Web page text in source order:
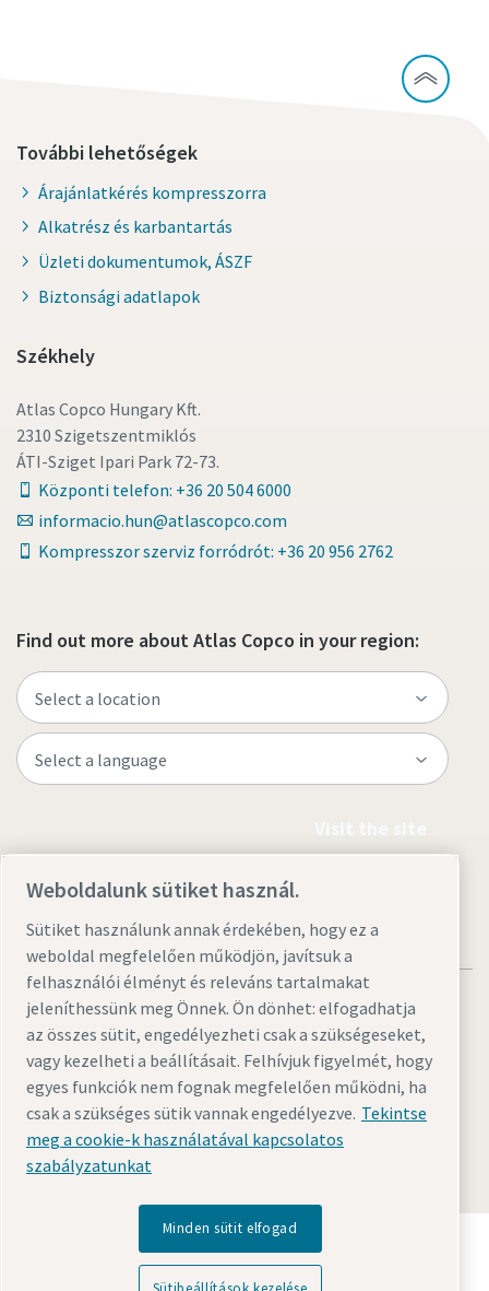
További lehetőségek
Árajánlatkérés kompresszorra
Alkatrész és karbantartás
Üzleti dokumentumok, ÁSZF
Biztonsági adatlapok
Székhely
Atlas Copco Hungary Kft.
2310 Szigetszentmiklós
ÁTI-Sziget Ipari Park 72-73.
Központi telefon: +36 20 504 6000
informacio.hun@atlascopco.com
Kompresszor szerviz forródrót: +36 20 956 2762
Find out more about Atlas Copco in your region:
Jogi és adatvédelmi nyilatkozatokSütibeállítások kezelése
HozzáférésOldaltérkép
© 2026 Atlas Copco Hungary Kft.
Fedezze fel, hogyan teszi lehetővé az Atlas Copco
Group a jövőt átalakító technológiát.
Weboldalunk sütiket használ.
Sütiket használunk annak érdekében, hogy ez a
weboldal megfelelően működjön, javítsuk a
felhasználói élményt és releváns tartalmakat
jeleníthessünk meg Önnek. Ön dönhet: elfogadhatja
az összes sütit, engedélyezheti csak a szükségeseket,
vagy kezelheti a beállításait. Felhívjuk figyelmét, hogy
egyes funkciók nem fognak megfelelően működni, ha
csak a szükséges sütik vannak engedélyezve. Tekintse
meg a cookie-k használatával kapcsolatos
szabályzatunkat
Minden sütit elfogad